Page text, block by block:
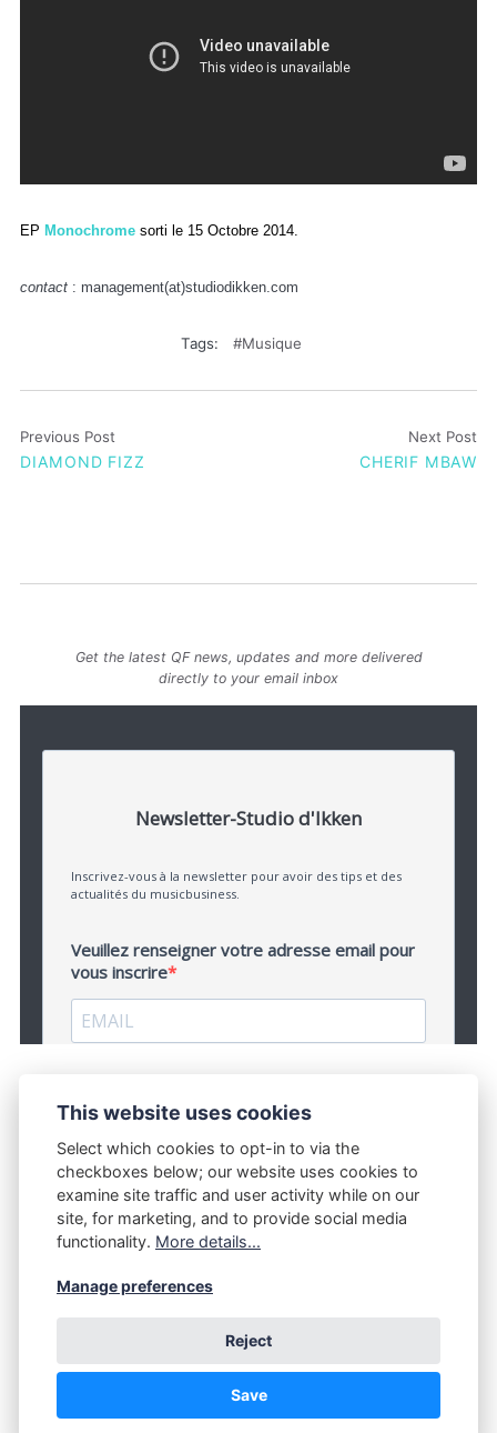
EP Monochromesorti le 15 Octobre 2014.
contact: management(at)studiodikken.com
Tags: Musique
Previous Post
DIAMOND FIZZ
Next Post
CHERIF MBAW
Get the latest QF news, updates and more delivered
directly to your email inbox
CONTACT MENTIONS LÉGALES
This website uses cookies
Select which cookies to opt-in to via the
checkboxes below; our website uses cookies to
examine site traffic and user activity while on our
site, for marketing, and to provide social media
functionality. More details...
Manage preferences
Reject
Save